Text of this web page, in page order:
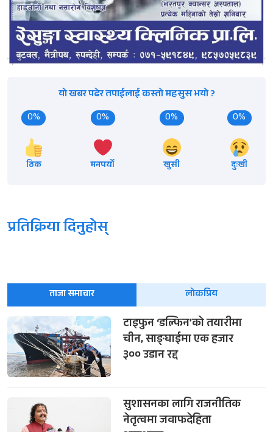
यो खबर पढेर तपाईलाई कस्तो महसुस भयो ?
0%
ठिक
0%
मनपर्यो
0%
खुसी
0%
दुःखी
प्रतिक्रिया दिनुहोस्
ताजा समाचार लोकप्रिय
टाइफुन ‘डल्फिन’को तयारीमा
चीन, साङ्घाईमा एक हजार
३०० उडान रद्द
सुशासनका लागि राजनीतिक
नेतृत्वमा जवाफदेहिता